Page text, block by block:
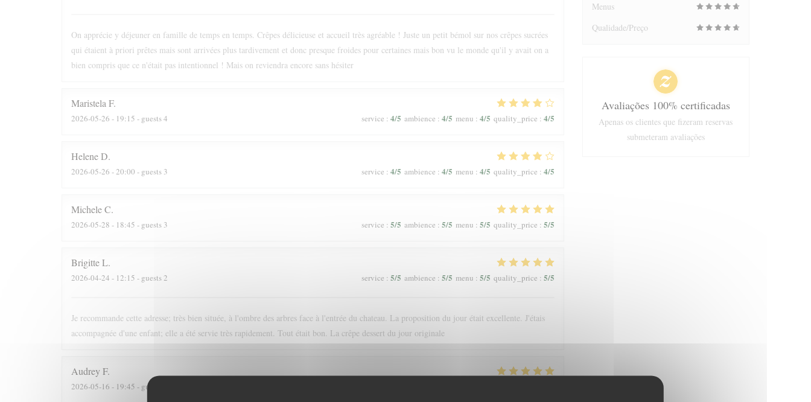
On apprécie y déjeuner en famille de temps en temps. Crêpes délicieuse et accueil très agréable ! Juste un petit bémol sur nos crêpes sucrées
qui étaient à priori prêtes mais sont arrivées plus tardivement et donc presque froides pour certaines mais bon vu le monde qu'il y avait on a
bien compris que ce n'était pas intentionnel ! Mais on reviendra encore sans hésiter
Maristela F
2026-05-26 - 19:15 - guests 4 service : 4/5 ambience : 4/5 menu : 4/5 quality_price : 4/5
HeleneD
2026-05-26 - 20:00 - guests 3 service : 4/5 ambience : 4/5 menu : 4/5 quality_price : 4/5
MicheleC
2026-05-28 - 18:45 - guests 3 service : 5/5 ambience : 5/5 menu : 5/5 quality_price : 5/5
BrigitteL
2026-04-24 - 12:15 - guests 2 service : 5/5 ambience : 5/5 menu : 5/5 quality_price : 5/5
Je recommande cette adresse; très bien située, à l'ombre des arbres face à l'entrée du chateau. La proposition du jour était excellente. J'étais
accompagnée d'une enfant; elle a été servie très rapidement. Tout était bon. La crêpe dessert du jour originale
AudreyF
2026-05-16 - 19:45 - guests 4
Menus
Qualidade/Preço
Avaliações 100% certificadas
Apenas os clientes que fizeram reservas
submeteram avaliações